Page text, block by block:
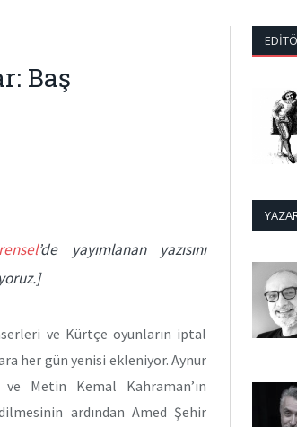
Baş
’de yayımlanan yazısını
ve Kürtçe oyunların iptal
her gün yenisi ekleniyor. Aynur
Metin Kemal Kahraman’ın
ardından Amed Şehir